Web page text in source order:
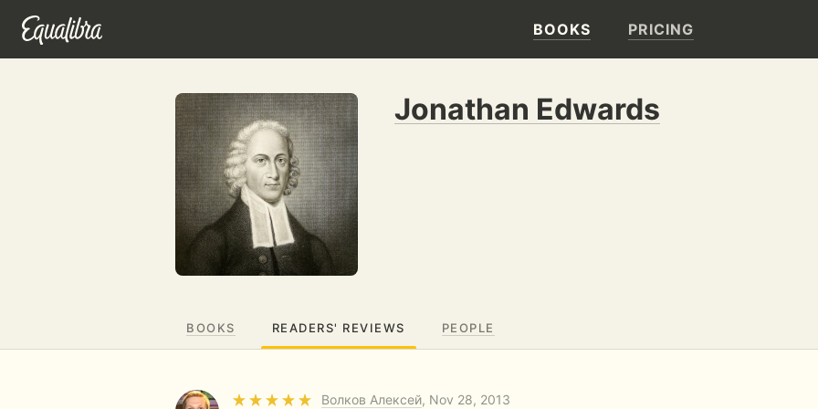
BOOKS PRICING
Jonathan Edwards
BOOKS READERS' REVIEWS PEOPLE
Волков Алексей, Nov 28, 2013